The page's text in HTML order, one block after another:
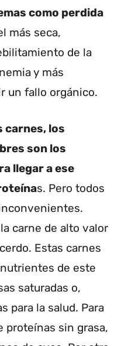
como perdida
más seca,
de la
y más
un fallo orgánico.
carnes, los
son los
llegar a ese
s. Pero todos
carne de alto valor
Estas carnes
de este
saturadas o,
para la salud. Para
proteínas sin grasa,